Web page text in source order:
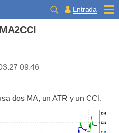
Entrada
09:46
dos MA, un ATR y un CCI.